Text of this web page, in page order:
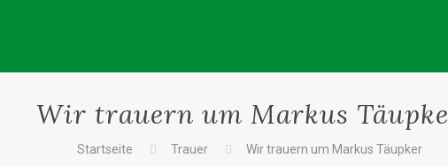
Wir trauern um Markus
Startseite Trauer Wir trauern um Markus Täupker